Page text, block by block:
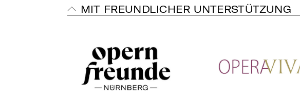
MIT FREUNDLICHER UNTERSTÜTZUNG